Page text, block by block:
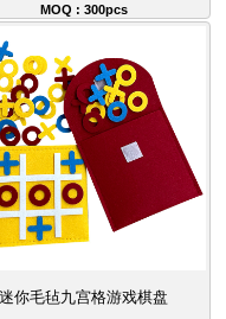
MOQ : 300pcs
迷你毛毡九宫格游戏棋盘